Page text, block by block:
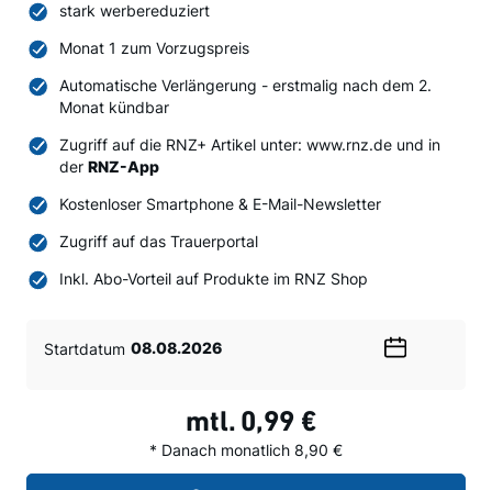
stark werbereduziert
Monat 1 zum Vorzugspreis
Automatische Verlängerung - erstmalig nach dem 2.
Monat kündbar
Zugriff auf die RNZ+ Artikel unter: www.rnz.de und in
der RNZ-App
Kostenloser Smartphone & E-Mail-Newsletter
Zugriff auf das Trauerportal
Inkl. Abo-Vorteil auf Produkte im RNZ Shop
Startdatum
mtl. 0,99 €
* Danach monatlich 8,90 €